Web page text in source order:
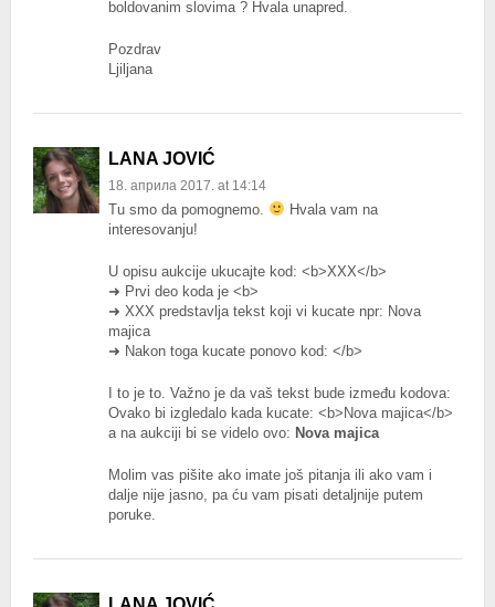
boldovanim slovima ? Hvala unapred.
Pozdrav
Ljiljana
LANA JOVIĆ
18. априла 2017. at 14:14
Tu smo da pomognemo.
Hvala vam na
interesovanju!
U opisu aukcije ukucajte kod: <b>XXX</b>
➜ Prvi deo koda je <b>
➜ XXX predstavlja tekst koji vi kucate npr: Nova
majica
➜ Nakon toga kucate ponovo kod: </b>
I to je to. Važno je da vaš tekst bude između kodova:
Ovako bi izgledalo kada kucate: <b>Nova majica</b>
a na aukciji bi se videlo ovo: Nova majica
Molim vas pišite ako imate još pitanja ili ako vam i
dalje nije jasno, pa ću vam pisati detaljnije putem
poruke.